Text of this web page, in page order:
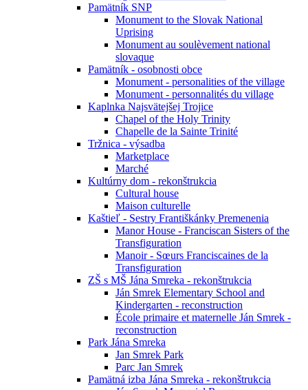
Pamätník SNP
Monument to the Slovak National
Uprising
Monument au soulèvement national
slovaque
Pamätník - osobnosti obce
Monument - personalities of the village
Monument - personnalités du village
Kaplnka Najsvätejšej Trojice
Chapel of the Holy Trinity
Chapelle de la Sainte Trinité
Tržnica - výsadba
Marketplace
Marché
Kultúrny dom - rekonštrukcia
Cultural house
Maison culturelle
Kaštieľ - Sestry Františkánky Premenenia
Manor House - Franciscan Sisters of the
Transfiguration
Manoir - Sœurs Franciscaines de la
Transfiguration
ZŠ s MŠ Jána Smreka - rekonštrukcia
Ján Smrek Elementary School and
Kindergarten - reconstruction
École primaire et maternelle Ján Smrek -
reconstruction
Park Jána Smreka
Jan Smrek Park
Parc Jan Smrek
Pamätná izba Jána Smreka - rekonštrukcia